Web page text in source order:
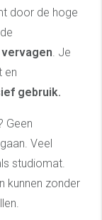
door de hoge
. Je
en
gebruik.
Geen
Veel
studiomat.
kunnen zonder